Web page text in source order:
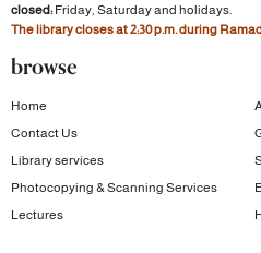
closed:Friday, Saturday and holidays.
The library closes at 2:30 p.m. during
browse
Home
Contact Us
Library services
Photocopying & Scanning Services
Lectures